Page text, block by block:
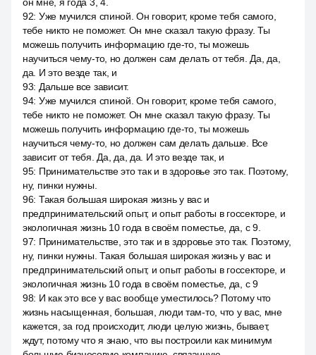
92: Уже мучился спиной. Он говорит, кроме тебя самого,
тебе никто не поможет. Он мне сказал такую фразу. Ты
можешь получить информацию где-то, ты можешь
научиться чему-то, но должен сам делать от тебя. Да, да,
да. И это везде так, и
93: Дальше все зависит.
94: Уже мучился спиной. Он говорит, кроме тебя самого,
тебе никто не поможет. Он мне сказал такую фразу. Ты
можешь получить информацию где-то, ты можешь
научиться чему-то, но должен сам делать дальше. Все
зависит от тебя. Да, да, да. И это везде так, и
95: Принимательстве это так и в здоровье это так. Поэтому,
ну, пинки нужны.
96: Такая большая широкая жизнь у вас и
предпринимательский опыт, и опыт работы в госсекторе, и
экологичная жизнь 10 года в своём поместье, да, с 9.
97: Принимательстве, это так и в здоровье это так. Поэтому,
ну, пинки нужны. Такая большая широкая жизнь у вас и
предпринимательский опыт, и опыт работы в госсекторе, и
экологичная жизнь 10 года в своём поместье, да, с 9
98: И как это все у вас вообще уместилось? Потому что
жизнь насыщенная, большая, люди там-то, что у вас, мне
кажется, за год происходит, люди целую жизнь, бывает,
ждут, потому что я знаю, что вы построили как минимум